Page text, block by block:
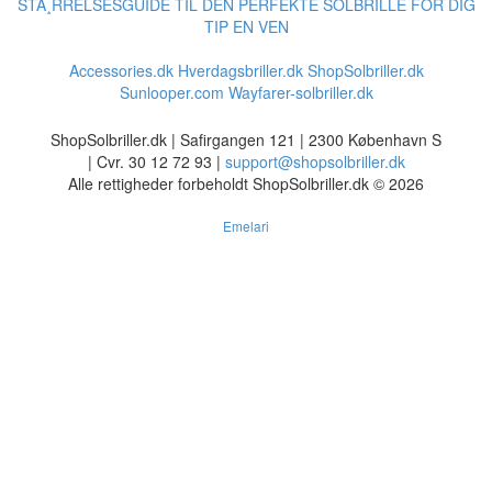
TIP EN VEN
Accessories.dk Hverdagsbriller.dk ShopSolbriller.dk
Sunlooper.com Wayfarer-solbriller.dk
ShopSolbriller.dk | Safirgangen 121 | 2300 København S
| Cvr. 30 12 72 93 | support@shopsolbriller.dk
Alle rettigheder forbeholdt ShopSolbriller.dk © 2026
Emelari